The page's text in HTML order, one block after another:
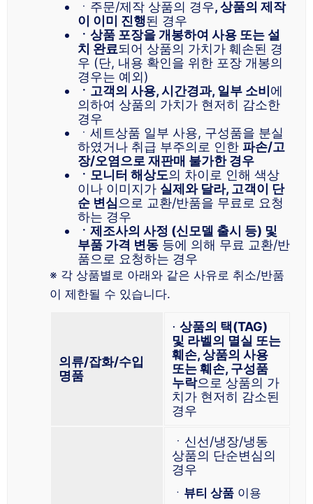
ㆍ주문/제작 상품의 경우, 상품의 제작
이 이미 진행된 경우
ㆍ상품 포장을 개봉하여 사용 또는 설
치 완료되어 상품의 가치가 훼손된 경
우 (단, 내용 확인을 위한 포장 개봉의
경우는 예외)
ㆍ고객의 사용, 시간경과, 일부 소비 에
의하여 상품의 가치가 현저히 감소한
경우
ㆍ세트상품 일부 사용, 구성품을 분실
하였거나 취급 부주의로 인한 파손/고
장/오염으로 재판매 불가한 경우
ㆍ모니터 해상도의 차이로 인해 색상
이나 이미지가 실제와 달라, 고객이 단
순 변심으로 교환/반품을 무료로 요청
하는 경우
ㆍ제조사의 사정 (신모델 출시 등) 및
부품 가격 변동 등에 의해 무료 교환/반
품으로 요청하는 경우
※ 각 상품별로 아래와 같은 사유로 취소/반품
이 제한될 수 있습니다.
의류/잡화/수입
명품
⋅ 상품의 택(TAG)
및 라벨의 멸실 또는
훼손, 상품의 사용
또는 훼손, 구성품
누락으로 상품의 가
치가 현저히 감소된
경우
ㆍ신선/냉장/냉동
상품의 단순변심의
경우
ㆍ 뷰티 상품 이용